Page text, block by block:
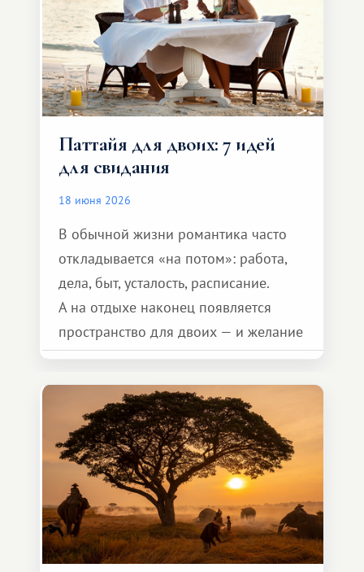
Паттайя для двоих: 7 идей
для свидания
18 июня 2026
В обычной жизни романтика часто
откладывается «на потом»: работа,
дела, быт, усталость, расписание.
А на отдыхе наконец появляется
пространство для двоих — и желание
сделать для близкого человека что-то
особенное. Не обязательно
масштабное, но тёплое
и запоминающееся :)